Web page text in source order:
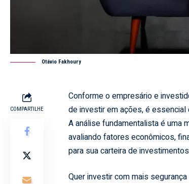
Otávio Fakhoury
COMPARTILHE
Conforme o empresário e
de investir em ações, é
A análise fundamentalista é uma
avaliando fatores econômicos,
para sua carteira de
Quer investir com mais